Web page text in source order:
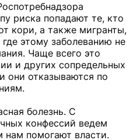
риска попадают те, кто
кори, а также мигранты,
этому заболеванию не
Чаще всего это
и других сопредельных
они отказываются по
болезнь. С
конфессий ведем
нам помогают власти.